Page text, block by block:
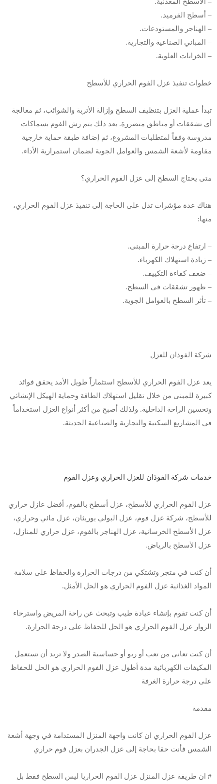
– أسطح القرميد.
– الهناجر والمستودعات.
– المباني الصناعية والتجارية.
– الخزانات العلوية.
خطوات تنفيذ عزل الفوم الحراري للأسطح
تبدأ عملية العزل بتنظيف السطح وإزالة الأتربة والشوائب، ثم معالجة
أي تشققات أو مناطق متضررة. بعد ذلك يتم رش الفوم بسماكات
مدروسة وفقاً لمتطلبات المشروع، ثم إضافة طبقة حماية خارجية
مقاومة لأشعة الشمس والعوامل الجوية لضمان استمرارية الأداء.
متى يحتاج السطح إلى عزل الفوم الحراري؟
هناك عدة مؤشرات تدل على الحاجة إلى تنفيذ عزل الفوم الحراري،
منها:
– ارتفاع درجة حرارة المبنى.
– زيادة استهلاك الكهرباء.
– ضعف كفاءة التكييف.
– ظهور تشققات في السطح.
– تأثر السطح بالعوامل الجوية.
شركة الفوذان للعزل
يعد عزل الفوم الحراري للأسطح استثماراً طويل الأمد يحقق فوائد
كبيرة للمبنى من خلال تقليل استهلاك الطاقة وحماية الهيكل الإنشائي
وتحسين الراحة الداخلية. ولذلك أصبح من أكثر أنواع العزل استخداماً
في المشاريع السكنية والتجارية والصناعية الحديثة.
خدمات شركة الفوذان للعزل الحراري وعزل الفوم
عزل الفوم الحراري للأسطح، عزل أسطح بالفوم، أفضل عازل حراري
للأسطح، شركة عزل فوم، عزل البولي يوريثان، عزل مائي وحراري،
عزل الأسطح الخرسانية، عزل الهناجر بالفوم، عزل حراري للمنازل،
عزل الأسطح بالرياض.
أن كنت في متجر وتشتكي من درجات الحرارة والحفاظ على سلامة
المواد الغذائية عزل الفوم الحراري هو الحل الأمثل.
أن كنت تقوم بإنشاء عيادة طيب وتبحث عن راحة المريض واسترخاء
الزوار عزل الفوم الحراري هو الحل للحفاظ على درجة الحرارة.
أن كنت تعاني من تعب أو ربو أو حساسية الصدر ولا تريد أن تستعمل
المكيفات الكهربائية مدة أطول عزل الفوم الحراري هو الحل للحفاظ
على درجة حرارة الغرفة
مقدمة
عزل الفوم الحراري ان كانت واجهة المنزل المستدامة في وجهة أشعة
الشمس فأنت حقا بحاجة إلى عزل الجدران بعزل فوم حراري
# ان طريقة عزل المنزل عزل الفوم الحراريا ليس السطح فقط بل